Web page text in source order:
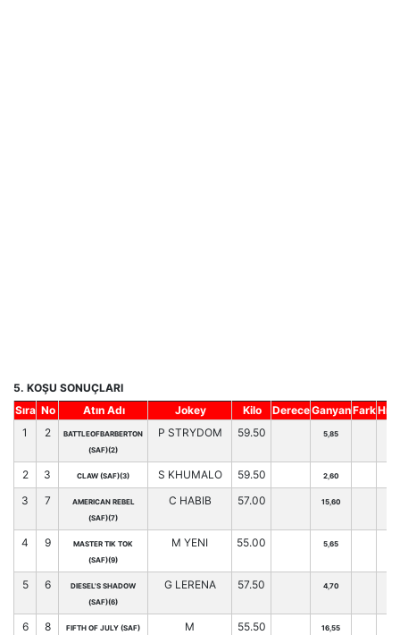
5. KOŞU SONUÇLARI
Sıra No Atın Adı Jokey Kilo DereceGanyanFark
1
2
BATTLEOFBARBERTON
(SAF)(2)
P STRYDOM 59.50 5,85
2 3 CLAW (SAF)(3) S KHUMALO 59.50 2,60
3 7
AMERICAN REBEL
(SAF)(7)
C HABIB 57.00 15,60
4 9
MASTER TIK TOK
(SAF)(9)
M YENI 55.00 5,65
5 6
DIESEL'S SHADOW
(SAF)(6)
G LERENA 57.50 4,70
6 8
FIFTH OF JULY (SAF)
M
55.50 16,55